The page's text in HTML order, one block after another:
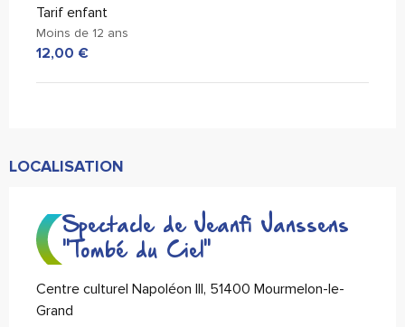
Tarif enfant
Moins de 12 ans
12,00 €
LOCALISATION
Spectacle de Jeanfi Janssens
"Tombé du Ciel"
Centre culturel Napoléon III, 51400 Mourmelon-le-
Grand